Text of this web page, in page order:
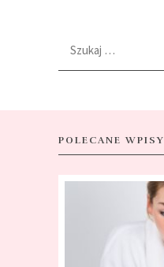
POLECANE WPISY